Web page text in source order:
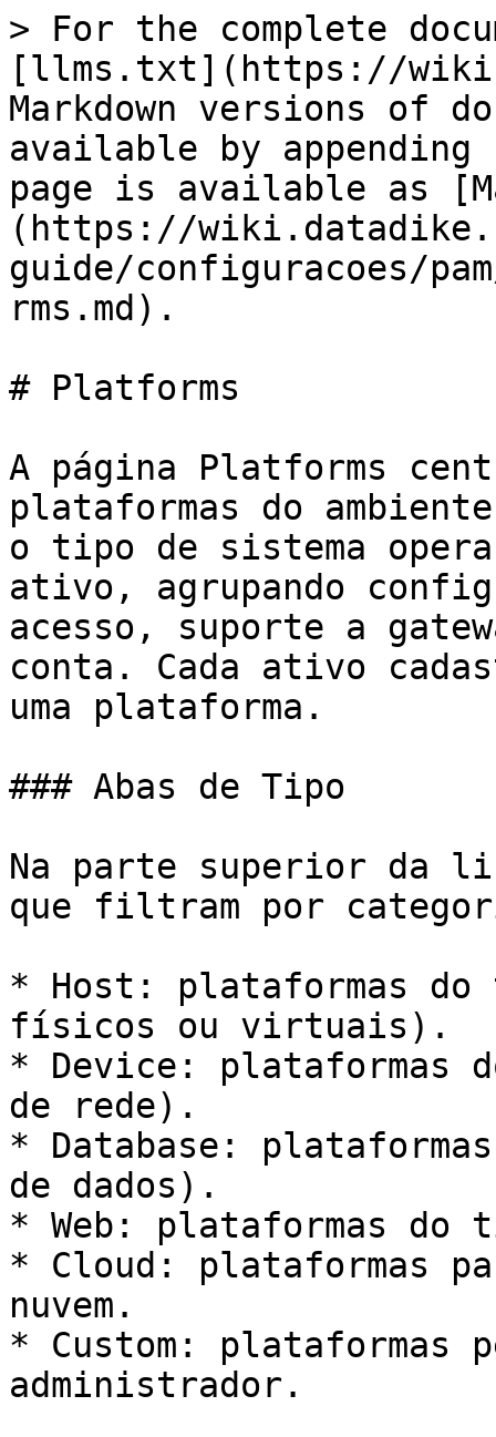
> For the complete
[llms.txt](https://
Markdown versions of
available by
page is available as
(https://
guide/configuracoes/
rms.md).
# Platforms
A página Platforms
plataformas do
o tipo de sistema
ativo, agrupando
acesso, suporte a
conta. Cada ativo
uma plataforma.
### Abas de Tipo
Na parte superior da
que filtram por
* Host: plataformas
físicos ou virtuais).
* Device: plataformas
de rede).
* Database:
de dados).
* Web: plataformas do
* Cloud: plataformas
nuvem.
* Custom: plataformas
administrador.